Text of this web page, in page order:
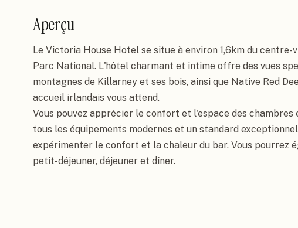
Aperçu
Le Victoria House Hotel se situe à environ 1,6km du
Parc National. L'hôtel charmant et intime offre des vues
montagnes de Killarney et ses bois, ainsi que Native Red
accueil irlandais vous attend.
Vous pouvez apprécier le confort et l'espace des chambres
tous les équipements modernes et un standard
expérimenter le confort et la chaleur du bar. Vous pourrez
petit-déjeuner, déjeuner et dîner.